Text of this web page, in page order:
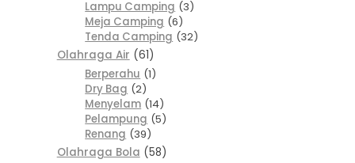
Lampu Camping 3
Meja Camping 6
Tenda Camping 32
Olahraga Air
61
Berperahu 1
Dry Bag 2
Menyelam 14
Pelampung 5
Renang 39
Olahraga Bola
58